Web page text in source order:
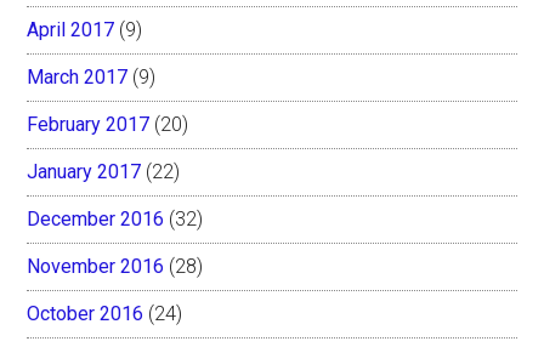
April 2017 (9)
March 2017 (9)
February 2017 (20)
January 2017 (22)
December 2016 (32)
November 2016 (28)
October 2016 (24)